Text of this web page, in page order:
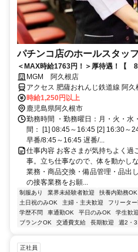
パチンコ店のホールスタッフ
＜MAX時給1763円！＞厚待遇！【
支給！いまからでも間に合う！時給
有 】★ダントツの社員登用率★安
早番のみ・遅番のみ勤務OK！学生(専
能！シフトもご相談くださいね！
MGM 阿久根店
アクセス 肥薩おれんじ鉄道線 阿
歩約30分、肥薩おれんじ鉄道線 折
時給1,250円以上
鹿児島県阿久根市
勤務時間 ・勤務曜日：月・火・水
間： [1] 08:45～16:45 [2] 16:30～
早番/8:45～16:45 遅番/...
仕事内容 お客さまが気持ちよく過
事。立ち仕事なので、体を動かし
業務・商品交換・備品管理・品出
の接客業務をお願...
制服あり 業界未経験者歓迎 扶養内勤務OK
土日祝のみOK
主婦・主夫歓迎 フリータ
学歴不問
車通勤OK 平日のみOK 学生歓迎
ブランクOK
交通費支給 長期歓迎 週2・
正社員